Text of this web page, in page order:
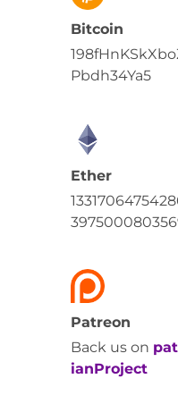
Bitcoin
Pbdh34Ya5
Ether
Patreon
Back us on
ianProject